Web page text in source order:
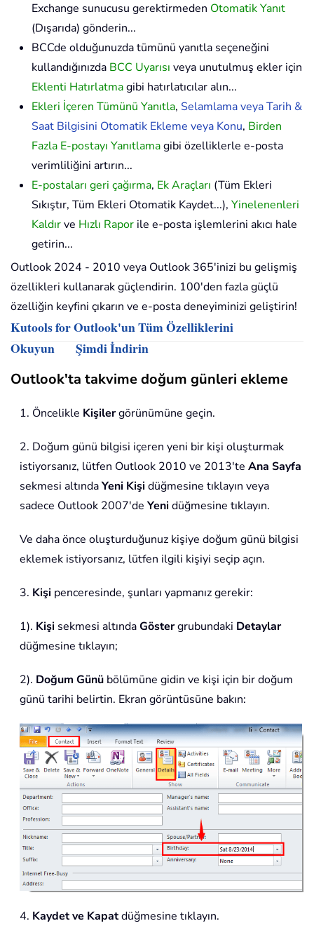
Exchange sunucusu gerektirmeden Otomatik Yanıt
(Dışarıda) gönderin...
BCCde olduğunuzda tümünü yanıtla seçeneğini
kullandığınızda BCC Uyarısı veya unutulmuş ekler için
Eklenti Hatırlatmagibi hatırlatıcılar alın...
Ekleri İçeren Tümünü Yanıtla, Selamlama veya Tarih &
Saat Bilgisini Otomatik Ekleme veya Konu, Birden
Fazla E-postayı Yanıtlamagibi özelliklerle e-posta
verimliliğini artırın...
E-postaları geri çağırma, Ek Araçları (Tüm Ekleri
Sıkıştır, Tüm Ekleri Otomatik Kaydet...), Yinelenenleri
Kaldırve Hızlı Rapor ile e-posta işlemlerini akıcı hale
getirin...
Outlook 2024 - 2010 veya Outlook 365'inizi bu gelişmiş
özellikleri kullanarak güçlendirin. 100'den fazla güçlü
özelliğin keyfini çıkarın ve e-posta deneyiminizi geliştirin!
Kutools for Outlook'un Tüm Özelliklerini
Okuyun
Şimdi İndirin
Outlook'ta takvime doğum günleri ekleme
1. Öncelikle Kişilergörünümüne geçin.
2. Doğum günü bilgisi içeren yeni bir kişi oluşturmak
istiyorsanız, lütfen Outlook 2010 ve 2013'te Ana Sayfa
sekmesi altındaYeni Kişi düğmesine tıklayın veya
sadece Outlook 2007'de Yeni düğmesine tıklayın.
Ve daha önce oluşturduğunuz kişiye doğum günü bilgisi
eklemek istiyorsanız, lütfen ilgili kişiyi seçip açın.
3. Kişi penceresinde, şunları yapmanız gerekir:
1). Kişi sekmesi altındaGöstergrubundaki Detaylar
düğmesine tıklayın;
2). Doğum Günü bölümüne gidin ve kişi için bir doğum
günü tarihi belirtin. Ekran görüntüsüne bakın:
4. Kaydet ve Kapatdüğmesine tıklayın.